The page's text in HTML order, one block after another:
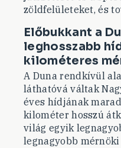
zöldfelületeket, és
Előbukkant a
leghosszabb
kilométeres
A Duna rendkívül
láthatóvá váltak
éves hídjának
kilométer hosszú
világ egyik
legnagyobb